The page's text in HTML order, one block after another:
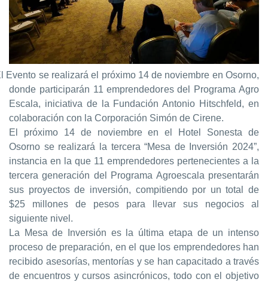
Evento se realizará el próximo 14 de noviembre en Osorno,
donde participarán 11 emprendedores del Programa Agro
Escala, iniciativa de la Fundación Antonio Hitschfeld, en
colaboración con la Corporación Simón de Cirene.
El próximo 14 de noviembre en el Hotel Sonesta de
Osorno se realizará la tercera “Mesa de Inversión 2024”,
instancia en la que 11 emprendedores pertenecientes a la
tercera generación del Programa Agroescala presentarán
sus proyectos de inversión, compitiendo por un total de
$25 millones de pesos para llevar sus negocios al
siguiente nivel.
La Mesa de Inversión es la última etapa de un intenso
proceso de preparación, en el que los emprendedores han
recibido asesorías, mentorías y se han capacitado a través
de encuentros y cursos asincrónicos, todo con el objetivo